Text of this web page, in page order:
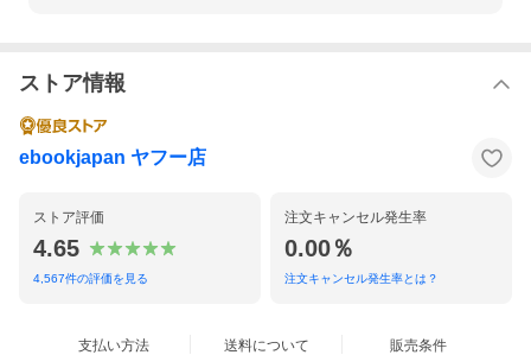
ストア情報
ebookjapan ヤフー店
ストア評価
4.65
4,567件の評価を見る
注文キャンセル発生率
0.00％
注文キャンセル発生率とは？
支払い方法 送料について 販売条件